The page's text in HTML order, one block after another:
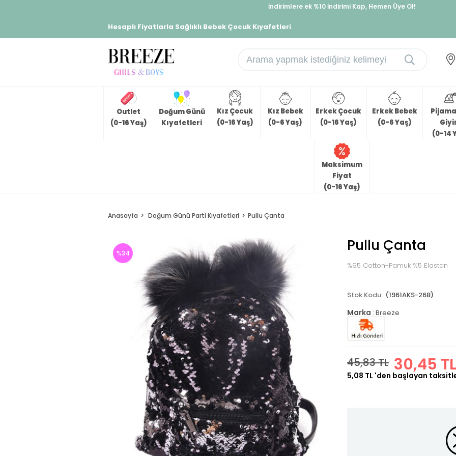
İndirimlere ek %10 İndirimi Kap, Hemen Üye Ol!
Hesaplı Fiyatlarla Sağlıklı Bebek Çocuk Kıyafetleri
Outlet
(0-16 Yaş)
Doğum Günü
Kıyafetleri
Kız Çocuk
(0-16 Yaş)
Kız Bebek
(0-6 Yaş)
Erkek Çocuk
(0-16 Yaş)
Erkek Bebek
(0-6 Yaş)
(0-14
Maksimum
Fiyat
(0-16 Yaş)
Anasayfa Doğum Günü Parti Kıyafetleri Pullu Çanta
%34 Pullu Çanta
%95 Cotton-Pamuk %5 Elastan
(1961AKS-268)
Marka : Breeze
45,83 TL 30,45 TL
5,08 TL 'den başlayan